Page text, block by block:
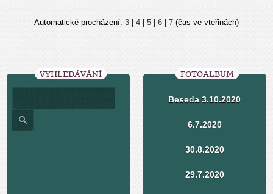
Automatické procházení: 3 4 5 6 7 (čas ve vteřinách)
VYHLEDÁVÁNÍ FOTOALBUM
Beseda 3.10.2020
6.7.2020
30.8.2020
29.7.2020